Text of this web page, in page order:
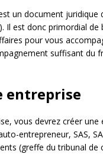
un document
Il est donc primordial
pour vous
suffisant du
entreprise
vous devrez créer
entrepreneur, SAS,
(greffe du tribunal de